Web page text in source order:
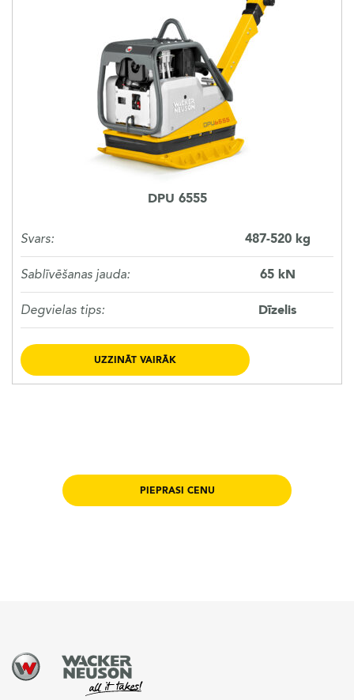
DPU 6555
Svars: 487-520 kg
Sablīvēšanas jauda: 65 kN
Degvielas tips: Dīzelis
UZZINĀT VAIRĀK
PIEPRASI CENU